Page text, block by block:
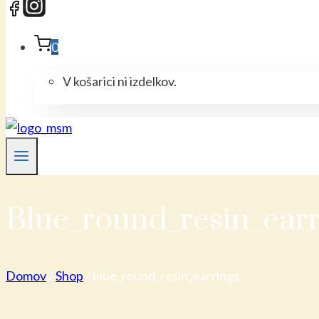
0
V košarici ni izdelkov.
Domov/Shop / blue_round_resin_earrings